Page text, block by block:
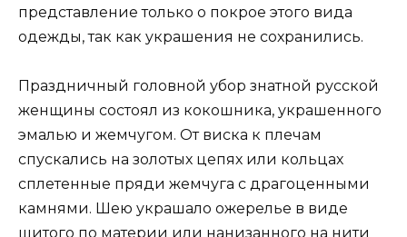
представление только о покрое этого вида
одежды, так как украшения не сохранились.
Праздничный головной убор знатной русской
женщины состоял из кокошника, украшенного
эмалью и жемчугом. От виска к плечам
спускались на золотых цепях или кольцах
сплетенные пряди жемчуга с драгоценными
камнями. Шею украшало ожерелье в виде
шитого по материи или нанизанного на нити